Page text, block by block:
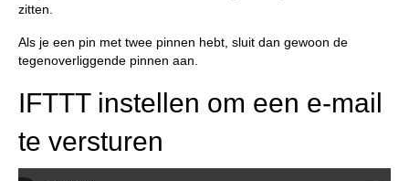
zitten.
Als je een pin met twee pinnen hebt, sluit dan gewoon de
tegenoverliggende pinnen aan.
IFTTT instellen om een e-mail
te versturen